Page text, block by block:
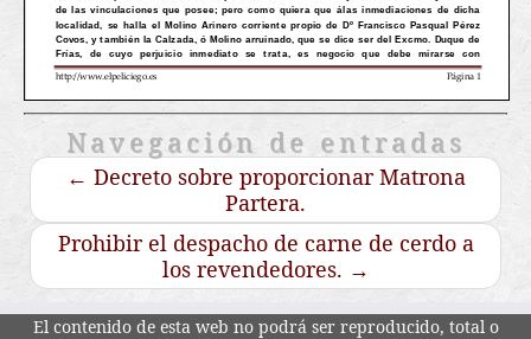
Navegación de entradas
← Decreto sobre proporcionar Matrona
Partera.
Prohibir el despacho de carne de cerdo a
los revendedores. →
El contenido de esta web no podrá ser reproducido, total o